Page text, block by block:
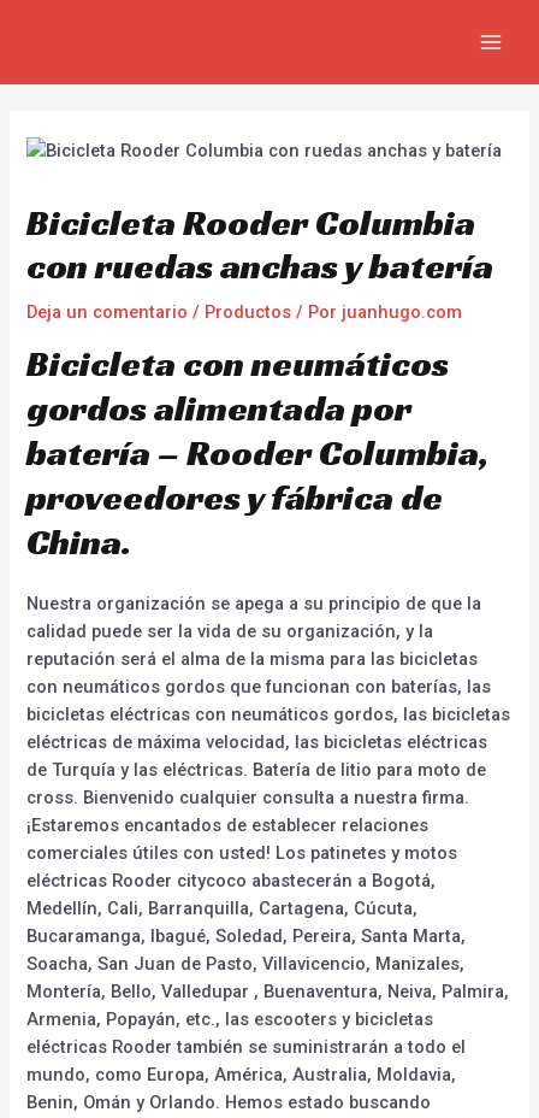
Bicicleta Rooder Columbia
con ruedas anchas y batería
Deja un comentario / Productos / Por juanhugo.com
Bicicleta con neumáticos
gordos alimentada por
batería – Rooder Columbia,
proveedores y fábrica de
China.
Nuestra organización se apega a su principio de que la
calidad puede ser la vida de su organización, y la
reputación será el alma de la misma para las bicicletas
con neumáticos gordos que funcionan con baterías, las
bicicletas eléctricas con neumáticos gordos, las bicicletas
eléctricas de máxima velocidad, las bicicletas eléctricas
de Turquía y las eléctricas. Batería de litio para moto de
cross. Bienvenido cualquier consulta a nuestra firma.
¡Estaremos encantados de establecer relaciones
comerciales útiles con usted! Los patinetes y motos
eléctricas Rooder citycoco abastecerán a Bogotá,
Medellín, Cali, Barranquilla, Cartagena, Cúcuta,
Bucaramanga, Ibagué, Soledad, Pereira, Santa Marta,
Soacha, San Juan de Pasto, Villavicencio, Manizales,
Montería, Bello, Valledupar , Buenaventura, Neiva, Palmira,
Armenia, Popayán, etc., las escooters y bicicletas
eléctricas Rooder también se suministrarán a todo el
mundo, como Europa, América, Australia, Moldavia,
Benin, Omán y Orlando. Hemos estado buscando